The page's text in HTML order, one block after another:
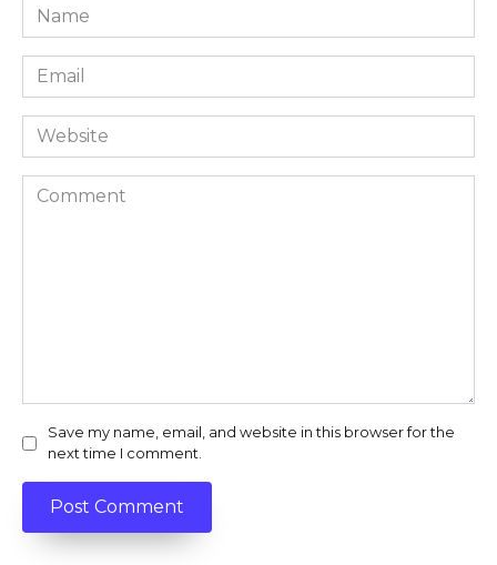
Name
*
Email
*
Website
Comment
Save my name, email, and website in this browser for the
next time I comment.